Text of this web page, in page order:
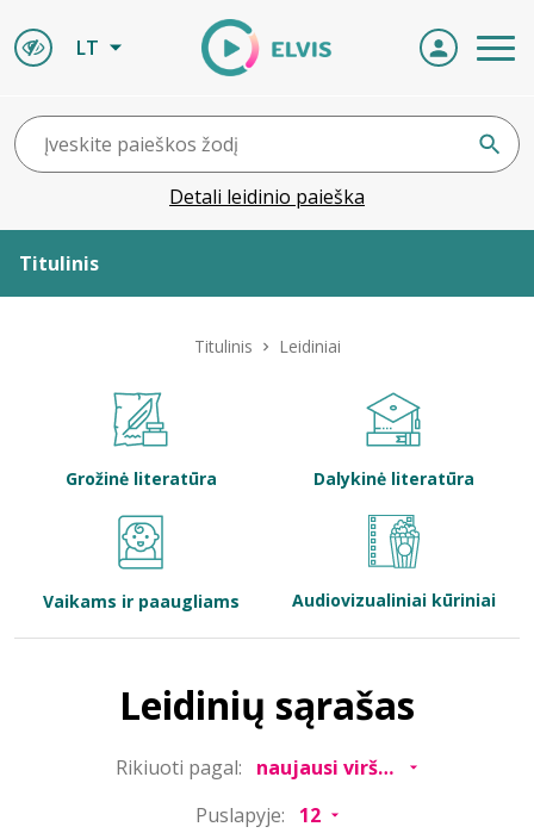
LT
Detali leidinio paieška
Titulinis
Bibliotekoms
Titulinis Leidiniai
Grožinė literatūra Dalykinė literatūra
Vaikams ir paaugliams Audiovizualiniai kūriniai
Leidinių sąrašas
Rikiuoti pagal:
Puslapyje: